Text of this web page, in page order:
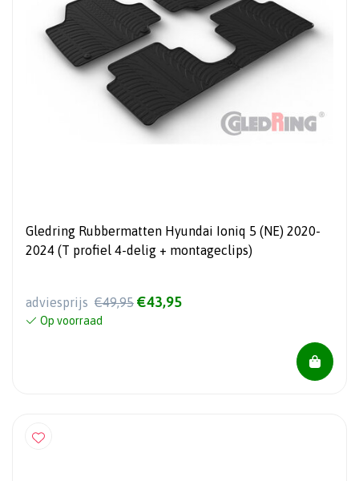
Gledring Rubbermatten Hyundai Ioniq 5 (NE) 2020-
2024 (T profiel 4-delig + montageclips)
adviesprijs €49,95 €43,95
Op voorraad